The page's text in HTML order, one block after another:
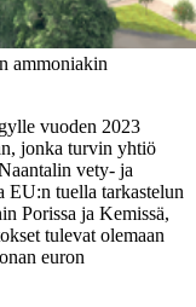
ammoniakin
vuoden 2023
jonka turvin yhtiö
vety- ja
EU:n tuella tarkastelun
Porissa ja Kemissä,
tulevat olemaan
euron